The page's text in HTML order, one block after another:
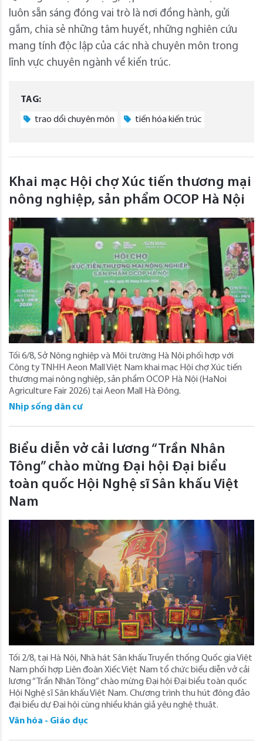
luôn sẵn sáng đóng vai trò là nơi đồng hành, gửi
gắm, chia sẻ những tâm huyết, những nghiên cứu
mang tính độc lập của các nhà chuyên môn trong
lĩnh vực chuyên ngành về kiến trúc.
TAG:
trao dổi chuyên môn tiến hóa kiến trúc
Khai mạc Hội chợ Xúc tiến thương mại
nông nghiệp, sản phẩm OCOP Hà Nội
Tối 6/8, Sở Nông nghiệp và Môi trường Hà Nội phối hợp với
Công ty TNHH Aeon Mall Việt Nam khai mạc Hội chợ Xúc tiến
thương mại nông nghiệp, sản phẩm OCOP Hà Nội (HaNoi
Agriculture Fair 2026) tại Aeon Mall Hà Đông.
Nhịp sống dân cư
Biểu diễn vở cải lương “Trần Nhân
Tông” chào mừng Đại hội Đại biểu
toàn quốc Hội Nghệ sĩ Sân khấu Việt
Nam
Tối 2/8, tại Hà Nội, Nhà hát Sân khấu Truyền thống Quốc gia Việt
Nam phối hợp Liên đoàn Xiếc Việt Nam tổ chức biểu diễn vở cải
lương “Trần Nhân Tông” chào mừng Đại hội Đại biểu toàn quốc
Hội Nghệ sĩ Sân khấu Việt Nam. Chương trình thu hút đông đảo
đại biểu dự Đại hội cùng nhiều khán giả yêu nghệ thuật.
Văn hóa - Giáo dục